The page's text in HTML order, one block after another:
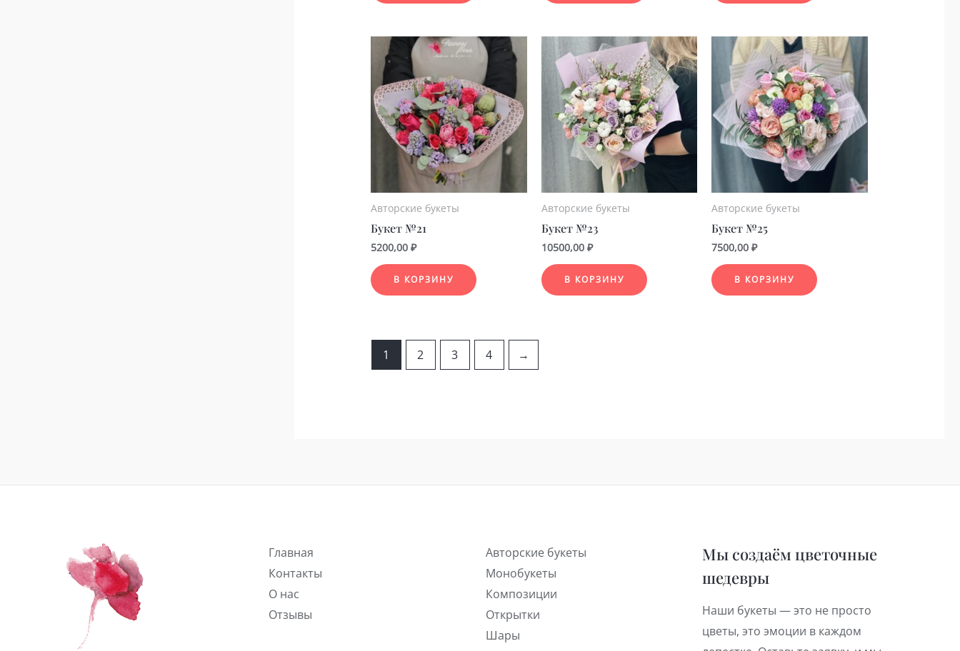
Авторские букеты
Букет №21
5200,00 ₽
В КОРЗИНУ
Авторские букеты
Букет №23
10500,00 ₽
В КОРЗИНУ
Авторские букеты
Букет №25
7500,00₽
В КОРЗИНУ
1 2 3 4 →
Главная
Контакты
О нас
Отзывы
Авторские букеты
Монобукеты
Композиции
Открытки
Шары
Мы создаём цветочные
шедевры
Наши букеты — это не просто
цветы, это эмоции в каждом